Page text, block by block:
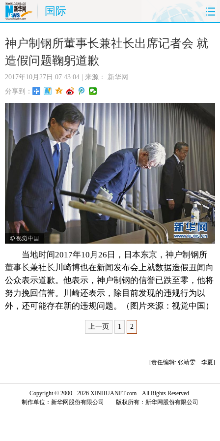
国际
首页 时政 国际 财经
娱乐 体育
时尚 思客
台湾 华人 汽车
科技 能源 房产 公司
图片 视频 彩票 食品
旅游 健康 信息化
金融 公益 军事 无人机
富媒体 新华广播
新华电视中文 新华电视英文 返回PC
神户制钢所董事长兼社长出席记者会 就
造假问题鞠躬道歉
2017年10月27日 07:43:04 | 来源： 新华网
分享到：
当地时间2017年10月26日，日本东京，神户制钢所
董事长兼社长川崎博也在新闻发布会上就数据造假丑闻向
公众表示道歉。他表示，神户制钢的信誉已跌至零，他将
努力挽回信誉。川崎还表示，除目前发现的违规行为以
外，还可能存在新的违规问题。（图片来源：视觉中国）
上一页 1 2
[责任编辑: 张靖雯 李夏]
Copyright © 2000 - 2026 XINHUANET.com All Rights Reserved.
制作单位：新华网股份有限公司 版权所有：新华网股份有限公司